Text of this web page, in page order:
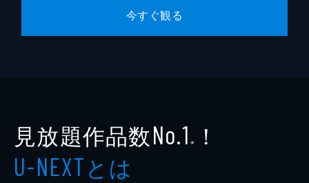
今すぐ観る
見放題作品数No.1 ※ ！
U-NEXTとは